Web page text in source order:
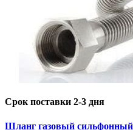
Срок поставки 2-3 дня
Шланг газовый